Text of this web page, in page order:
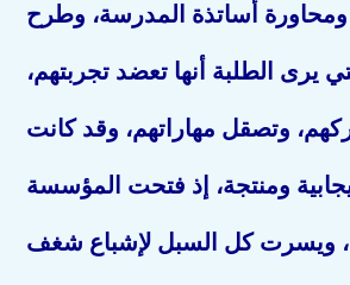
ومحاورة أساتذة المدرسة، وطرح
يرى الطلبة أنها تعضد تجربتهم،
وتصقل مهاراتهم، وقد كانت
ومنتجة، إذ فتحت المؤسسة
ويسرت كل السبل لإشباع شغف